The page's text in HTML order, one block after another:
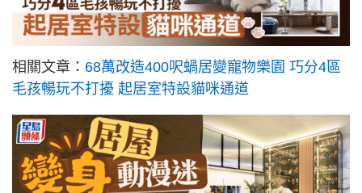
相關文章： 68萬改造400呎蝸居變寵物樂園 巧分4區
毛孩暢玩不打擾 起居室特設貓咪通道